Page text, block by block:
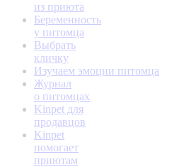
из приюта
Беременность
у питомца
Выбрать
кличку
Изучаем эмоции питомца
Журнал
о питомцах
Kinpet для
продавцов
Kinpet
помогает
приютам